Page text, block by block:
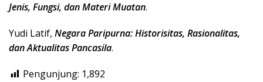
Jenis, Fungsi, dan Materi Muatan.
Yudi Latif, Negara Paripurna: Historisitas, Rasionalitas,
dan Aktualitas Pancasila.
Pengunjung: 1,892